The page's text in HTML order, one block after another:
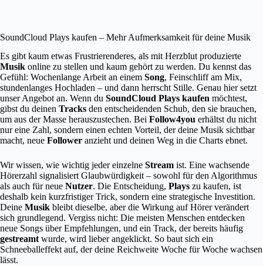
SoundCloud Plays kaufen – Mehr Aufmerksamkeit für deine Musik
Es gibt kaum etwas Frustrierenderes, als mit Herzblut produzierte
Musik online zu stellen und kaum gehört zu werden. Du kennst das
Gefühl: Wochenlange Arbeit an einem Song, Feinschliff am Mix,
stundenlanges Hochladen – und dann herrscht Stille. Genau hier setzt
unser Angebot an. Wenn du SoundCloud Plays kaufen möchtest,
gibst du deinen Tracks den entscheidenden Schub, den sie brauchen,
um aus der Masse herauszustechen. Bei Follow4you erhältst du nicht
nur eine Zahl, sondern einen echten Vorteil, der deine Musik sichtbar
macht, neue Follower anzieht und deinen Weg in die Charts ebnet.
Wir wissen, wie wichtig jeder einzelne Stream ist. Eine wachsende
Hörerzahl signalisiert Glaubwürdigkeit – sowohl für den Algorithmus
als auch für neue Nutzer. Die Entscheidung, Plays zu kaufen, ist
deshalb kein kurzfristiger Trick, sondern eine strategische Investition.
Deine Musik bleibt dieselbe, aber die Wirkung auf Hörer verändert
sich grundlegend. Vergiss nicht: Die meisten Menschen entdecken
neue Songs über Empfehlungen, und ein Track, der bereits häufig
gestreamtwurde, wird lieber angeklickt. So baut sich ein
Schneeballeffekt auf, der deine Reichweite Woche für Woche wachsen
lässt.